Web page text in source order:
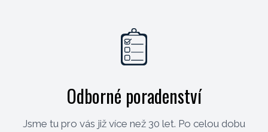
Odborné poradenství
Jsme tu pro vás již více než 30 let. Po celou dobu